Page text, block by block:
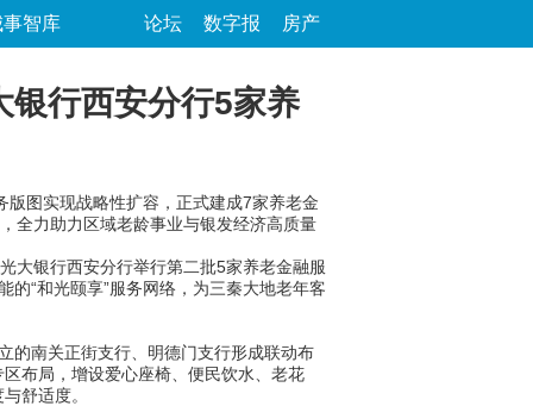
事智库 论坛 数字报 房产
行西安分行5家养
图实现战略性扩容，正式建成7家养老金
全力助力区域老龄事业与银发经济高质量
银行西安分行举行第二批5家养老金融服
“和光颐享”服务网络，为三秦大地老年客
南关正街支行、明德门支行形成联动布
布局，增设爱心座椅、便民饮水、老花
舒适度。